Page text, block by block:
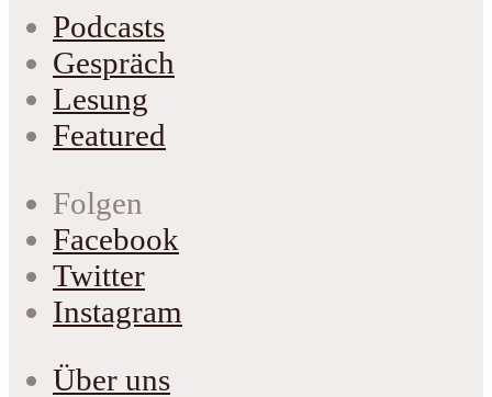
Podcasts
Gespräch
Lesung
Featured
Folgen
Facebook
Twitter
Instagram
Über uns